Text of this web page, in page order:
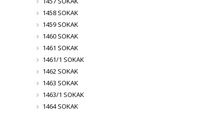
1458 SOKAK
1459 SOKAK
1460 SOKAK
1461 SOKAK
1461/1 SOKAK
1462 SOKAK
1463 SOKAK
1463/1 SOKAK
1464 SOKAK